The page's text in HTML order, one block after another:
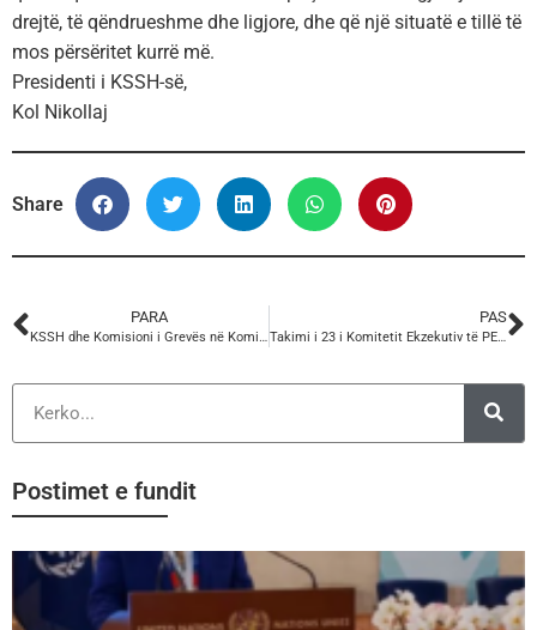
drejtë, të qëndrueshme dhe ligjore, dhe që një situatë e tillë të
mos përsëritet kurrë më.
Presidenti i KSSH-së,
Kol Nikollaj
Share
PARA
KSSH dhe Komisioni i Grevës në Komisionet Parlamentare.
PAS
Takimi i 23 i Komitetit Ekzekutiv të PERC-Këshilli Pan-Europian Rajonal.
Postimet e fundit